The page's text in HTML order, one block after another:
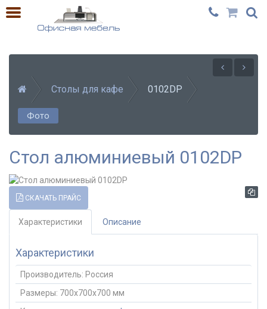
Столы для кафе 0102DP
Фото
Стол алюминиевый 0102DP
СКАЧАТЬ ПРАЙС
Характеристики Описание
Характеристики
Производитель: Россия
Размеры: 700x700x700 мм